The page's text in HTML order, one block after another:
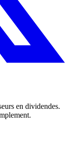
en dividendes.